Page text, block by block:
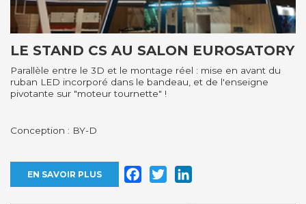
LE STAND CS AU SALON EUROSATORY
Parallèle entre le 3D et le montage réel : mise en avant du
ruban LED incorporé dans le bandeau, et de l'enseigne
pivotante sur "moteur tournette" !
Conception : BY-D
EN SAVOIR PLUS Facebook
Twitter